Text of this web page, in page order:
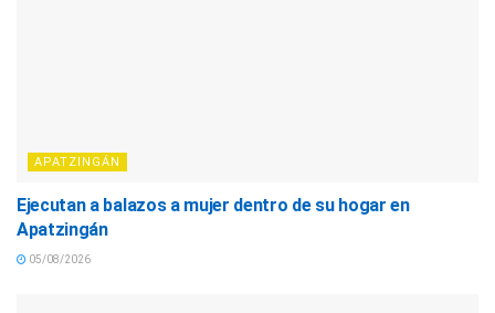
APATZINGÁN
Ejecutan a balazos a mujer dentro de su hogar en
Apatzingán
05/08/2026